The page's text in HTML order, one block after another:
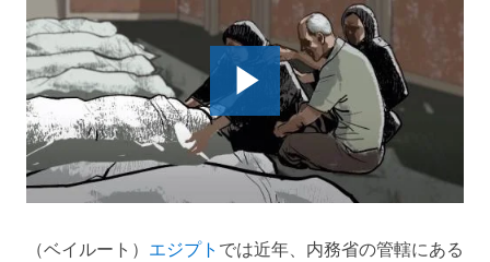
（ベイルート） エジプト では近年、内務省の管轄にある